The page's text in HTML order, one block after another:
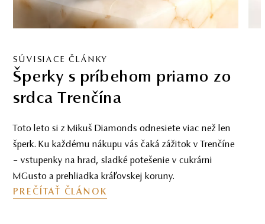
SÚVISIACE ČLÁNKY
Šperky s príbehom priamo zo
srdca Trenčína
Toto leto si z Mikuš Diamonds odnesiete viac než len
šperk. Ku každému nákupu vás čaká zážitok v Trenčíne
– vstupenky na hrad, sladké potešenie v cukrárni
MGusto a prehliadka kráľovskej koruny.
PREČÍTAŤ ČLÁNOK